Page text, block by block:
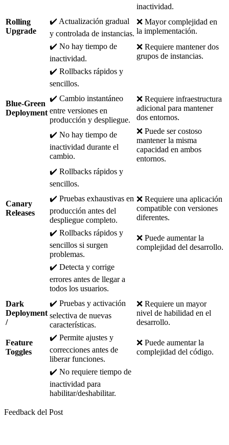
inactividad.
Rolling
Upgrade
✔️ Actualización gradual
y controlada de instancias.
❌ Mayor complejidad en
la implementación.
✔️ No hay tiempo de
inactividad.
❌ Requiere mantener dos
grupos de instancias.
✔️ Rollbacks rápidos y
sencillos.
Blue-Green
Deployment
✔️ Cambio instantáneo
entre versiones en
producción y despliegue.
❌ Requiere infraestructura
adicional para mantener
dos entornos.
✔️ No hay tiempo de
inactividad durante el
cambio.
❌ Puede ser costoso
mantener la misma
capacidad en ambos
entornos.
✔️ Rollbacks rápidos y
sencillos.
Canary
Releases
✔️ Pruebas exhaustivas en
producción antes del
despliegue completo.
❌ Requiere una aplicación
compatible con versiones
diferentes.
✔️ Rollbacks rápidos y
sencillos si surgen
problemas.
❌ Puede aumentar la
complejidad del desarrollo.
✔️ Detecta y corrige
errores antes de llegar a
todos los usuarios.
Dark
Deployment
/
✔️ Pruebas y activación
selectiva de nuevas
características.
❌ Requiere un mayor
nivel de habilidad en el
desarrollo.
Feature
Toggles
✔️ Permite ajustes y
correcciones antes de
liberar funciones.
❌ Puede aumentar la
complejidad del código.
✔️ No requiere tiempo de
inactividad para
habilitar/deshabilitar.
Feedback del Post